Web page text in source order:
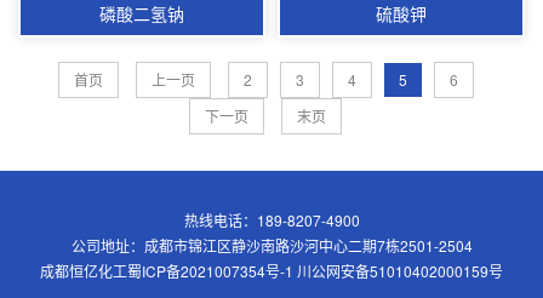
磷酸二氢钠 硫酸钾
首页 上一页 2 3 4 5
6
下一页
末页
热线电话：189-8207-4900
公司地址：成都市锦江区静沙南路沙河中心二期7栋2501-2504
成都恒亿化工蜀ICP备2021007354号-1 川公网安备51010402000159号